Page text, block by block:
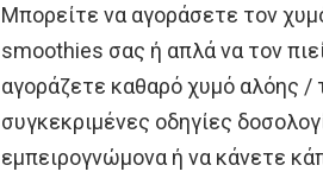
Μπορείτε να αγοράσετε τον
smoothies σας ή απλά να τον
αγοράζετε καθαρό χυμό αλόης /
συγκεκριμένες οδηγίες
εμπειρογνώμονα ή να κάνετε